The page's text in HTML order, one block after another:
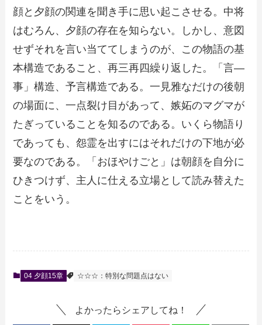
顔と夕顔の関連を聞き手に思い起こさせる。中将
はむろん、夕顔の存在を知らない。しかし、意図
せずそれを言い当ててしまうのが、この物語の基
本構造であること、再三再四繰り返した。「言―
事」構造、予言構造である。一見雅なだけの後朝
の場面に、一点裂け目があって、嫉妬のマグマが
たぎっていることを知るのである。いくら物語り
であっても、怨霊を出すにはそれだけの下地が必
要なのである。「おほやけごと」は朝顔を自分に
ひきつけず、主人に仕える立場として読み替えた
ことをいう。
04 夕顔15章 ☆☆☆：特別な問題点はない
よかったらシェアしてね！